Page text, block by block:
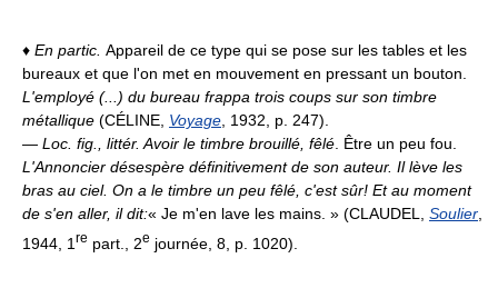
♦ En partic. Appareil de ce type qui se pose sur les tables et les
bureaux et que l'on met en mouvement en pressant un bouton.
L'employé (...) du bureau frappa trois coups sur son timbre
métallique (CÉLINE, Voyage, 1932, p. 247).
— Loc. fig., littér.Avoir le timbre brouillé, fêlé. Être un peu fou.
L'Annoncier désespère définitivement de son auteur. Il lève les
bras au ciel. On a le timbre un peu fêlé, c'est sûr! Et au moment
de s'en aller, il dit:« Je m'en lave les mains. » (CLAUDEL, Soulier,
1944, 1 re part., 2e journée, 8, p. 1020).